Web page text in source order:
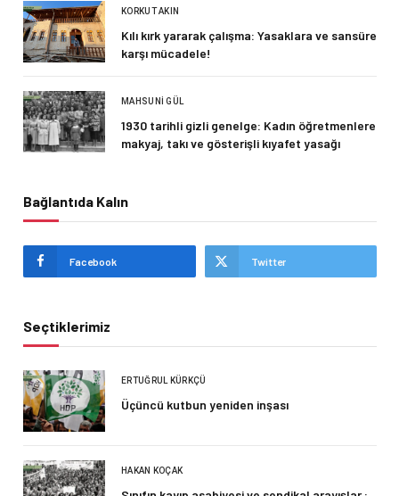
KORKUT AKIN
Kılı kırk yararak çalışma: Yasaklara ve sansüre
karşı mücadele!
MAHSUNI GÜL
1930 tarihli gizli genelge: Kadın öğretmenlere
makyaj, takı ve gösterişli kıyafet yasağı
Bağlantıda Kalın
Facebook Twitter
Seçtiklerimiz
ERTUĞRUL KÜRKÇÜ
Üçüncü kutbun yeniden inşası
HAKAN KOÇAK